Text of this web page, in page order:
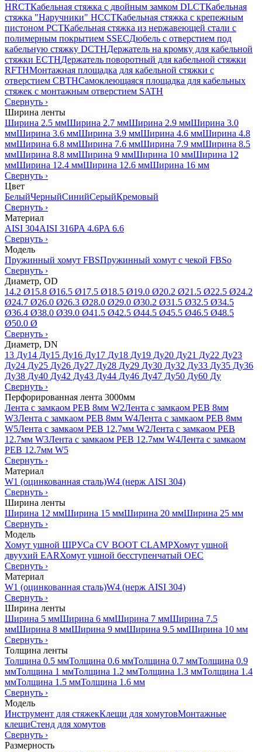
HRCTКабельная стяжка с двойным замком DLCTКабельная
стяжка "Наручники" HCCTКабельная стяжка с крепежным
пистоном PCTКабельная стяжка из нержавеющей стали с
полимерным покрытием SSECДюбель с отверстием под
кабельную стяжку DCTHДержатель на кромку для кабельной
стяжки ECTHДержатель поворотный для кабельной стяжки
RFTHМонтажная площадка для кабельной стяжки с
отверстием CBTHСамоклеющаяся площадка для кабельных
стяжек с монтажным отверстием SATH
Свернуть ›
Ширина ленты
Ширина 2.5 ммШирина 2.7 ммШирина 2.9 ммШирина 3.0
ммШирина 3.6 ммШирина 3.9 ммШирина 4.6 ммШирина 4.8
ммШирина 6.8 ммШирина 7.6 ммШирина 7.9 ммШирина 8.5
ммШирина 8.8 ммШирина 9 ммШирина 10 ммШирина 12
ммШирина 12.4 ммШирина 12.6 ммШирина 16 мм
Свернуть ›
Цвет
БелыйЧерныйСинийСерыйКремовый
Свернуть ›
Материал
AISI 304AISI 316PA 4.6PA 6.6
Свернуть ›
Модель
Пружинный хомут FBSПружинный хомут с чекой FBSo
Свернуть ›
Диаметр, OD
14.2 Ø15.8 Ø16.5 Ø17.5 Ø18.5 Ø19.0 Ø20.2 Ø21.5 Ø22.5 Ø24.2
Ø24.7 Ø26.0 Ø26.3 Ø28.0 Ø29.0 Ø30.2 Ø31.5 Ø32.5 Ø34.5
Ø36.4 Ø38.0 Ø39.0 Ø41.5 Ø42.5 Ø44.5 Ø45.5 Ø46.5 Ø48.5
Ø50.0 Ø
Свернуть ›
Диаметр, DN
13 Ду14 Ду15 Ду16 Ду17 Ду18 Ду19 Ду20 Ду21 Ду22 Ду23
Ду24 Ду25 Ду26 Ду27 Ду28 Ду29 Ду30 Ду32 Ду33 Ду35 Ду36
Ду38 Ду40 Ду42 Ду43 Ду44 Ду46 Ду47 Ду50 Ду60 Ду
Свернуть ›
Перфорированная лента 3000мм
Лента с замкаом PEB 8мм W2Лента с замкаом PEB 8мм
W3Лента с замкаом PEB 8мм W4Лента с замкаом PEB 8мм
W5Лента с замкаом PEB 12.7мм W2Лента с замкаом PEB
12.7мм W3Лента с замкаом PEB 12.7мм W4Лента с замкаом
PEB 12.7мм W5
Свернуть ›
Материал
W1 (оцинкованная сталь)W4 (нерж AISI 304)
Свернуть ›
Ширина ленты
Ширина 12 ммШирина 15 ммШирина 20 ммШирина 25 мм
Свернуть ›
Модель
Хомут ушной ШРУСа CV BOOT CLAMPХомут ушной
двуухий EARХомут ушной бесступенчатый OEC
Свернуть ›
Материал
W1 (оцинкованная сталь)W4 (нерж AISI 304)
Свернуть ›
Ширина ленты
Ширина 5 ммШирина 6 ммШирина 7 ммШирина 7.5
ммШирина 8 ммШирина 9 ммШирина 9.5 ммШирина 10 мм
Свернуть ›
Толщина ленты
Толщина 0.5 ммТолщина 0.6 ммТолщина 0.7 ммТолщина 0.9
ммТолщина 1 ммТолщина 1.2 ммТолщина 1.3 ммТолщина 1.4
ммТолщина 1.5 ммТолщина 1.6 мм
Свернуть ›
Модель
Инструмент для стяжекКлещи для хомутовМонтажные
клещиСтенд для хомутов
Свернуть ›
Размерность